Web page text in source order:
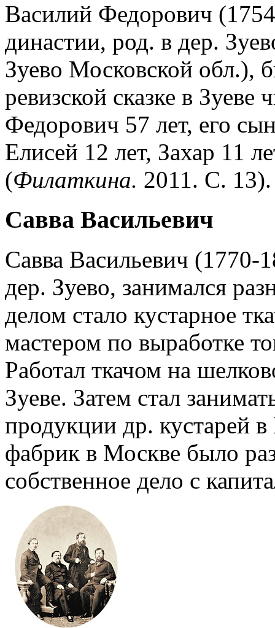
Василий Федорович
династии, род. в дер.
Зуево Московской обл.),
ревизской сказке в
Федорович 57 лет, его
Елисей 12 лет, Захар 11
(Филаткина. 2011. С. 13).
Савва Васильевич
Савва Васильевич (1770-
дер. Зуево, занимался
делом стало кустарное
мастером по выработке
Работал ткачом на
Зуеве. Затем стал
продукции др. кустарей
фабрик в Москве было
собственное дело с